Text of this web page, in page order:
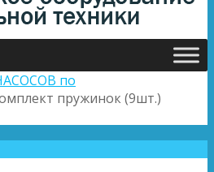
по
пружинок (9шт.)